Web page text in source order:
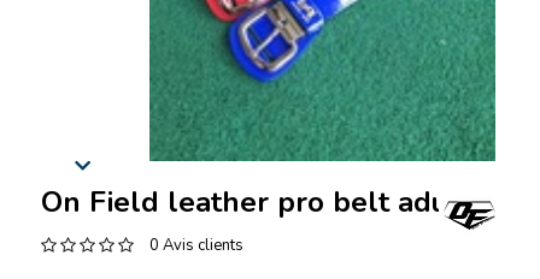
On Field leather pro belt adult
0 Avis clients